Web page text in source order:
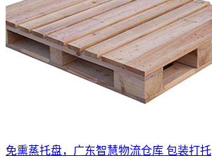
免熏蒸托盘，广东智慧物流仓库 包装打托